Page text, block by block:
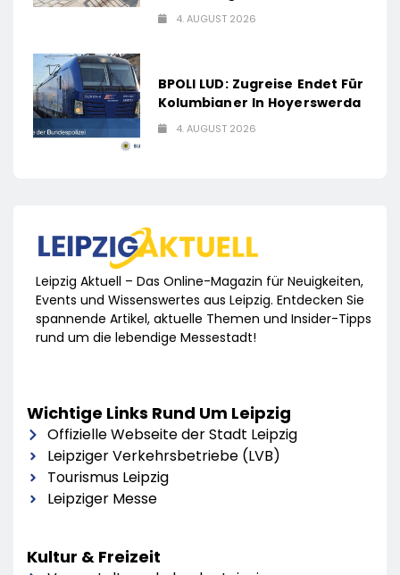
4. AUGUST 2026
BPOLI LUD: Zugreise Endet Für
Kolumbianer In Hoyerswerda
4. AUGUST 2026
Leipzig Aktuell – Das Online-Magazin für Neuigkeiten,
Events und Wissenswertes aus Leipzig. Entdecken Sie
spannende Artikel, aktuelle Themen und Insider-Tipps
rund um die lebendige Messestadt!
Wichtige Links Rund Um Leipzig
Offizielle Webseite der Stadt Leipzig
Leipziger Verkehrsbetriebe (LVB)
Tourismus Leipzig
Leipziger Messe
Kultur & Freizeit